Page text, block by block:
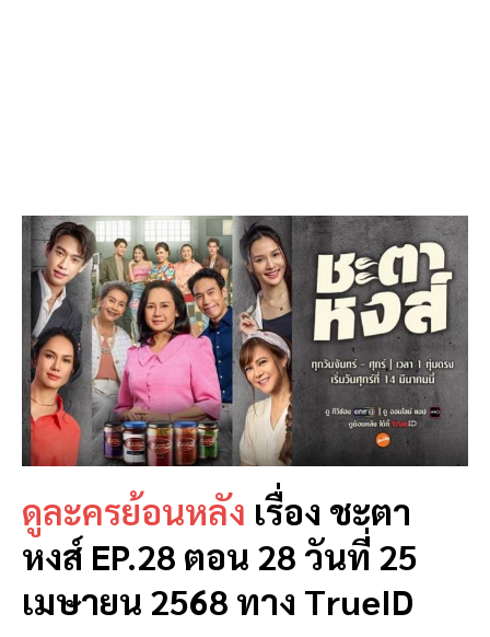
ดูละครย้อนหลัง เรื่อง ชะตา
หงส์ EP.28 ตอน 28 วันที่ 25
เมษายน 2568 ทาง TrueID